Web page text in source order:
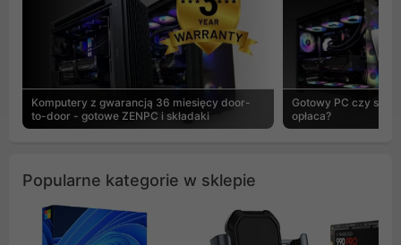
Komputery z gwarancją 36 miesięcy door-
to-door - gotowe ZENPC i składaki
Gotowy PC czy
opłaca?
Popularne kategorie w sklepie